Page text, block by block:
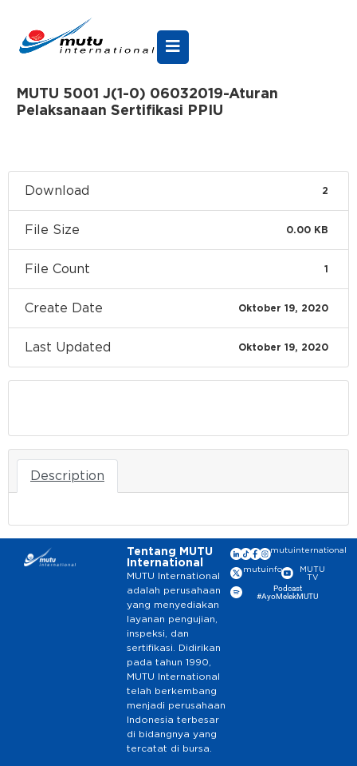
MUTU 5001 J(1-0) 06032019-Aturan
Pelaksanaan Sertifikasi PPIU
Download 2
File Size 0.00 KB
File Count 1
Create Date Oktober 19, 2020
Last Updated Oktober 19, 2020
Description
Tentang MUTU
International
MUTU International
adalah perusahaan
yang menyediakan
layanan pengujian,
inspeksi, dan
sertifikasi. Didirikan
pada tahun 1990,
MUTU International
telah berkembang
menjadi perusahaan
Indonesia terbesar
di bidangnya yang
tercatat di bursa.
mutuinternational
mutuinfo
MUTU
TV
Podcast
#AyoMelekMUTU